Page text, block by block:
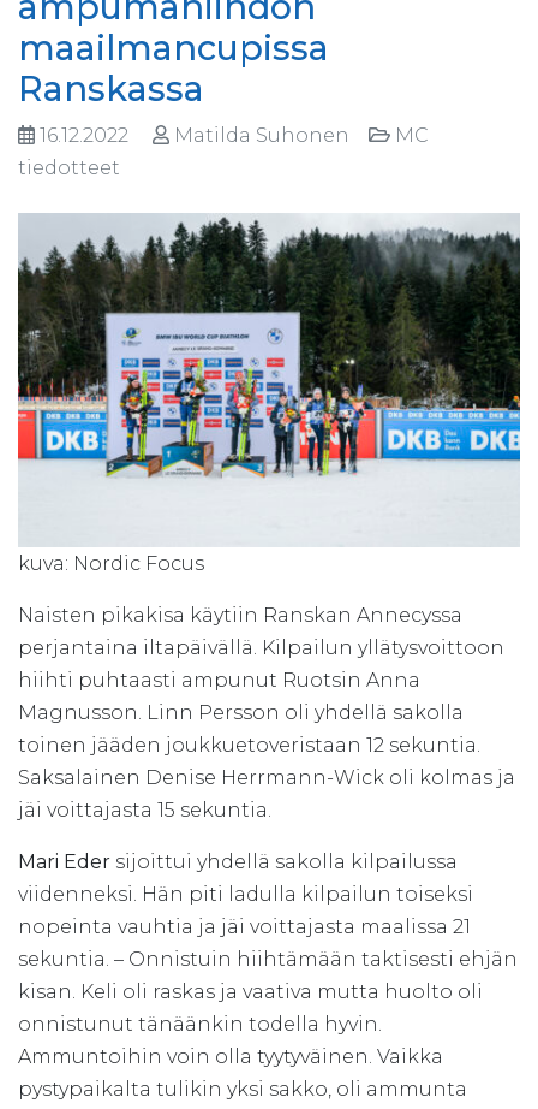
maailmancupissa
Ranskassa
16.12.2022 Matilda Suhonen
MC
tiedotteet
kuva: Nordic Focus
Naisten pikakisa käytiin Ranskan Annecyssa
perjantaina iltapäivällä. Kilpailun yllätysvoittoon
hiihti puhtaasti ampunut Ruotsin Anna
Magnusson. Linn Persson oli yhdellä sakolla
toinen jääden joukkuetoveristaan 12 sekuntia.
Saksalainen Denise Herrmann-Wick oli kolmas ja
jäi voittajasta 15 sekuntia.
Mari Eder sijoittui yhdellä sakolla kilpailussa
viidenneksi. Hän piti ladulla kilpailun toiseksi
nopeinta vauhtia ja jäi voittajasta maalissa 21
sekuntia. – Onnistuin hiihtämään taktisesti ehjän
kisan. Keli oli raskas ja vaativa mutta huolto oli
onnistunut tänäänkin todella hyvin.
Ammuntoihin voin olla tyytyväinen. Vaikka
pystypaikalta tulikin yksi sakko, oli ammunta